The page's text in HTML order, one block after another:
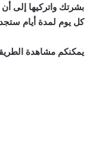
بشرتك واتركيها إلى
كل يوم لمدة أيام
يمكنكم مشاهدة